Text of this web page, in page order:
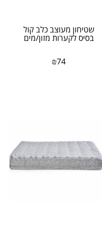
שטיחון מעוצב כלב קול
בסיס לקערות מזון/מים
₪74